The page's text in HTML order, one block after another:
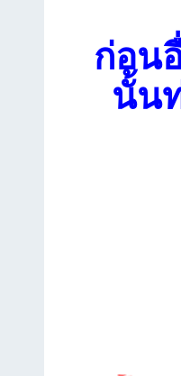
ก่อน
นั้น